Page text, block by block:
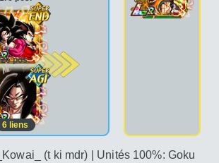
2e pos.
6 liens
(t ki mdr) | Unités 100%: Goku